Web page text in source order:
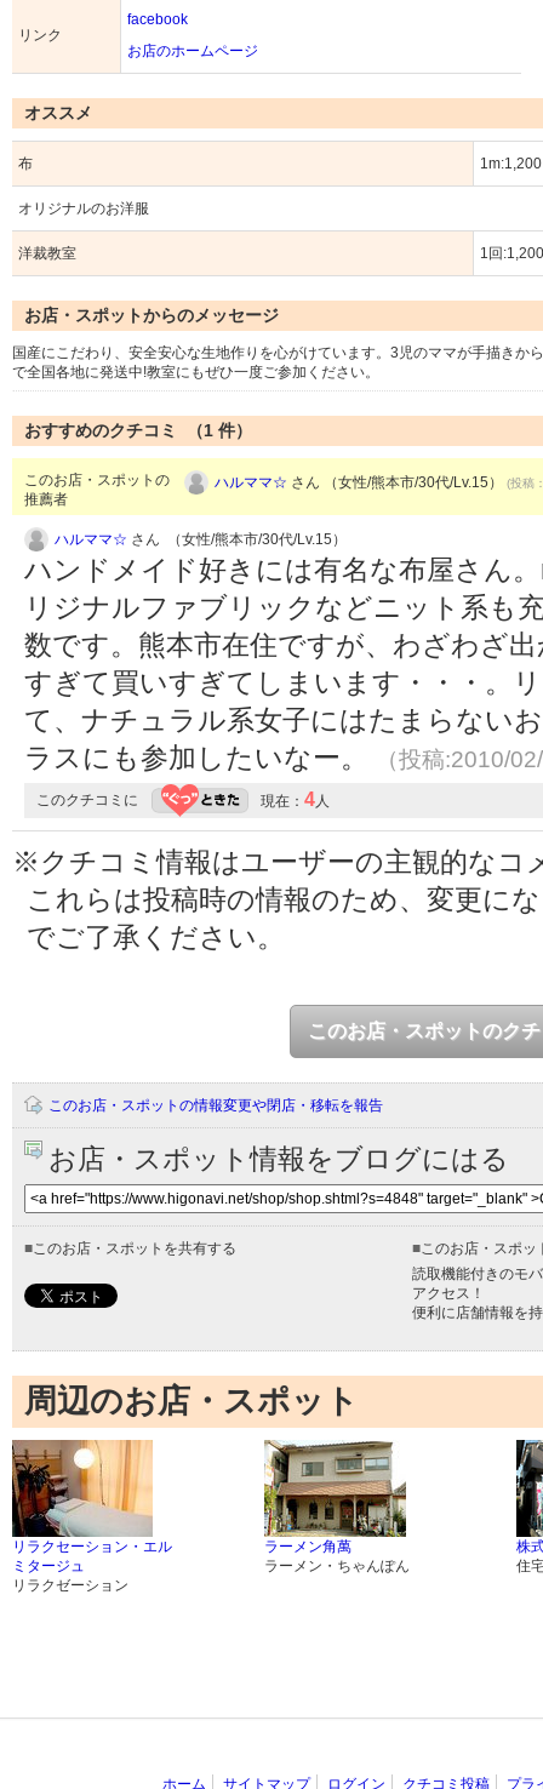
リンク
facebook
お店のホームページ
オススメ
布
オリジナルのお洋服
洋裁教室 1回
お店・スポットからのメッセージ
国産にこだわり、安全安心な生地作りを心がけています。3児のママが手描きか
で全国各地に発送中!教室にもぜひ一度ご参加ください。
おすすめのクチコミ （1 件）
このお店・スポットの
推薦者
ハルママ☆ さん （女性/熊本市/30代/Lv.15） (投稿
ハルママ☆ さん （女性/熊本市/30代/Lv.15）
ハンドメイド好きには有名な布屋さん
リジナルファブリックなどニット系も
数です。熊本市在住ですが、わざわざ
すぎて買いすぎてしまいます・・・。
て、ナチュラル系女子にはたまらない
ラスにも参加したいなー。
（投稿:2010/
このクチコミに 現在： 4人
※クチコミ情報はユーザーの主観的なコ
これらは投稿時の情報のため、変更に
でご了承ください。
このお店・スポットのク
このお店・スポットの情報変更や閉店・移転を報告
お店・スポット情報をブログにはる
■このお店・スポットを共有する ■このお店・スポッ
読取機能付きのモ
アクセス！
便利に店舗情報を
周辺のお店・スポット
リラクセーション・エル
ミタージュ
リラクゼーション
ラーメン角萬
ラーメン・ちゃんぽん
株
住
ホーム サイトマップ ログイン クチコミ投稿 プラ